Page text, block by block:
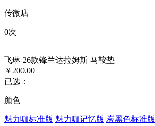
传微店
0次
飞琳 26款锋兰达拉姆斯 马鞍垫
￥200.00
已选：
颜色
魅力咖标准版 魅力咖记忆版 炭黑色标准版